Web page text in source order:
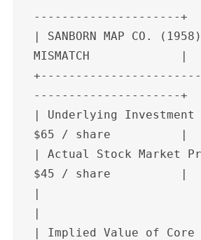
---------------------+
| SANBORN MAP CO.
MISMATCH             |
---------------------+
| Underlying
$65 / share          |
| Actual Stock Market
$45 / share          |
|
|
| Implied Value of Core
o
r
: